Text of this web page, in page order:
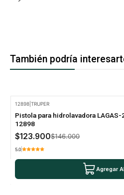
También podría
12898 |TRUPER
Pistola para hidrolavadora LAGAS-
12898
$123.900$146.000
5.0
Agregar